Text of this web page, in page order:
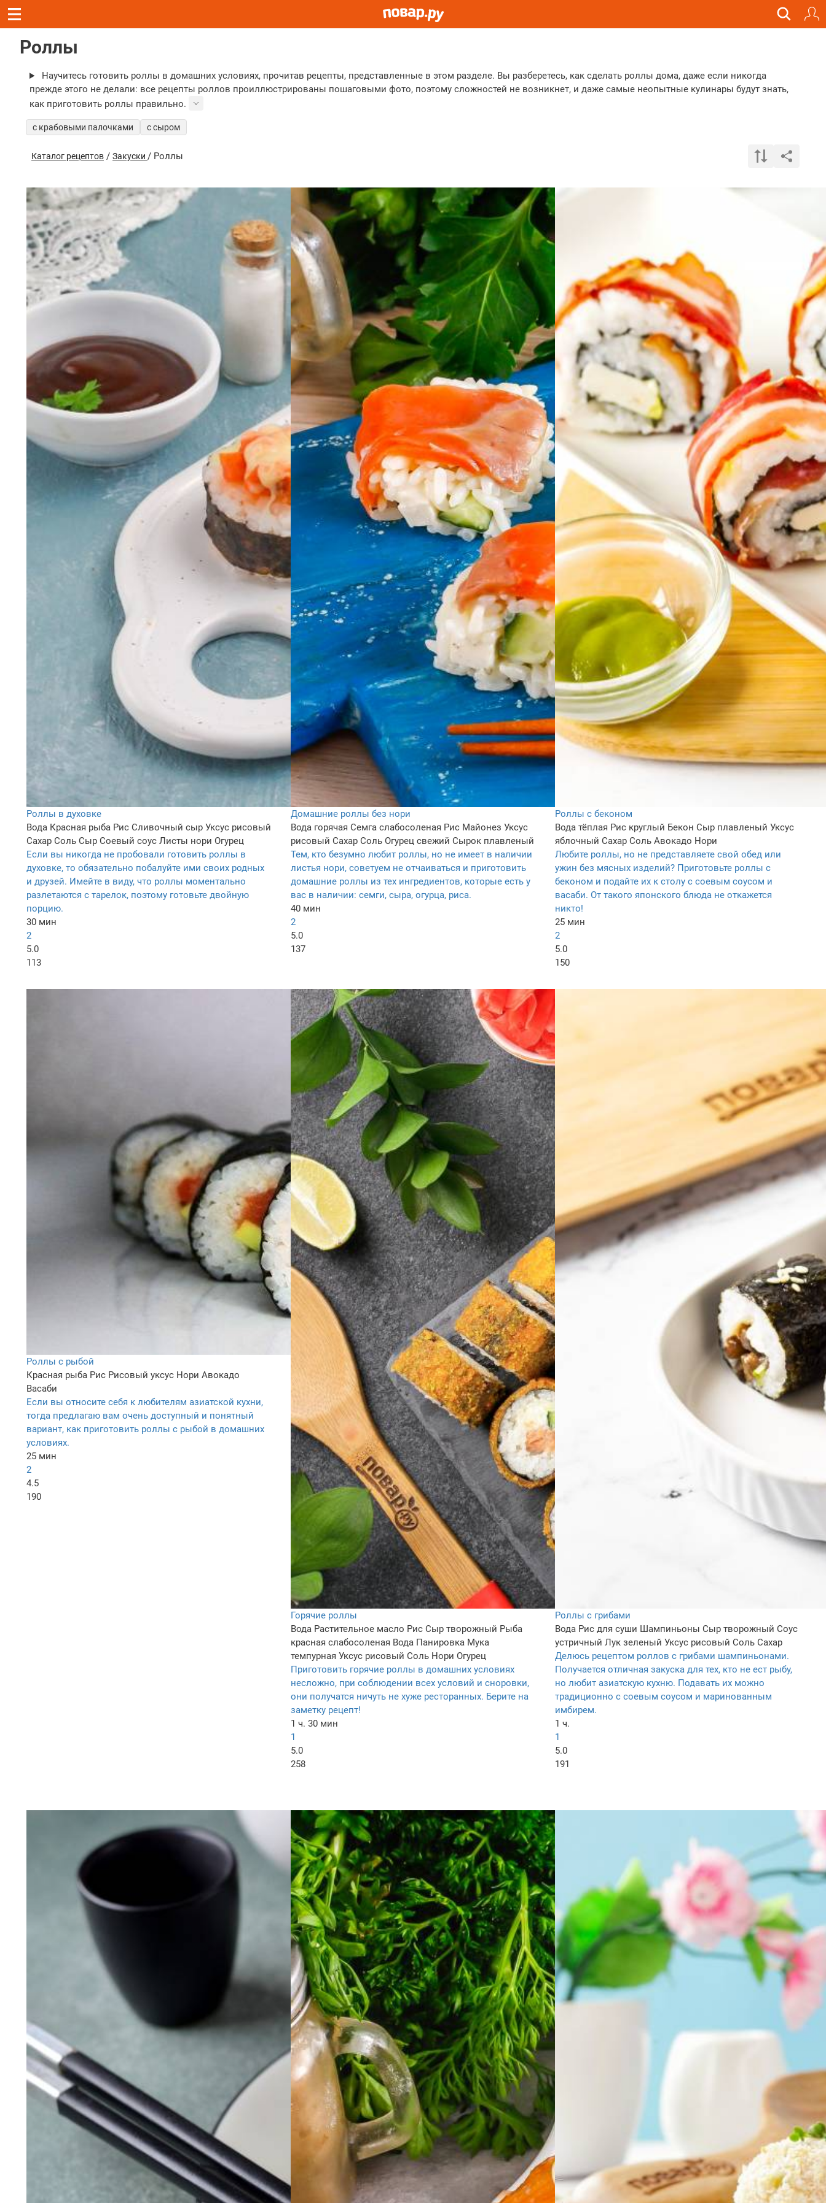
Роллы
Научитесь готовить роллы в домашних условиях, прочитав рецепты, представленные в этом разделе. Вы разберетесь, как сделать роллы дома, даже если никогда
прежде этого не делали: все рецепты роллов проиллюстрированы пошаговыми фото, поэтому сложностей не возникнет, и даже самые неопытные кулинары будут знать,
как приготовить роллы правильно.
с крабовыми палочками с сыром
Каталог рецептов / Закуски / Роллы
Роллы в духовке
Вода Красная рыба Рис Сливочный сыр Уксус рисовый
Сахар Соль Сыр Соевый соус Листы нори Огурец
Если вы никогда не пробовали готовить роллы в
духовке, то обязательно побалуйте ими своих родных
и друзей. Имейте в виду, что роллы моментально
разлетаются с тарелок, поэтому готовьте двойную
порцию.
30 мин
2
5.0
113
Домашние роллы без нори
Вода горячая Семга слабосоленая Рис Майонез Уксус
рисовый Сахар Соль Огурец свежий Сырок плавленый
Тем, кто безумно любит роллы, но не имеет в наличии
листья нори, советуем не отчаиваться и приготовить
домашние роллы из тех ингредиентов, которые есть у
вас в наличии: семги, сыра, огурца, риса.
40 мин
2
5.0
137
Роллы с беконом
Вода тёплая Рис круглый Бекон Сыр плавленый Уксус
яблочный Сахар Соль Авокадо Нори
Любите роллы, но не представляете свой обед или
ужин без мясных изделий? Приготовьте роллы с
беконом и подайте их к столу с соевым соусом и
васаби. От такого японского блюда не откажется
никто!
25 мин
2
5.0
150
Роллы с рыбой
Красная рыба Рис Рисовый уксус Нори Авокадо
Васаби
Если вы относите себя к любителям азиатской кухни,
тогда предлагаю вам очень доступный и понятный
вариант, как приготовить роллы с рыбой в домашних
условиях.
25 мин
2
4.5
190
Горячие роллы
Вода Растительное масло Рис Сыр творожный Рыба
красная слабосоленая Вода Панировка Мука
темпурная Уксус рисовый Соль Нори Огурец
Приготовить горячие роллы в домашних условиях
несложно, при соблюдении всех условий и сноровки,
они получатся ничуть не хуже ресторанных. Берите на
заметку рецепт!
1 ч. 30 мин
1
5.0
258
Роллы с грибами
Вода Рис для суши Шампиньоны Сыр творожный Соус
устричный Лук зеленый Уксус рисовый Соль Сахар
Делюсь рецептом роллов с грибами шампиньонами.
Получается отличная закуска для тех, кто не ест рыбу,
но любит азиатскую кухню. Подавать их можно
традиционно с соевым соусом и маринованным
имбирем.
1 ч.
1
5.0
191